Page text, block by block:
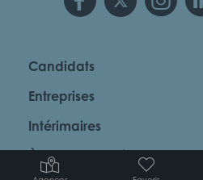
Candidats
Entreprises
Intérimaires
À propos d’Adéquat